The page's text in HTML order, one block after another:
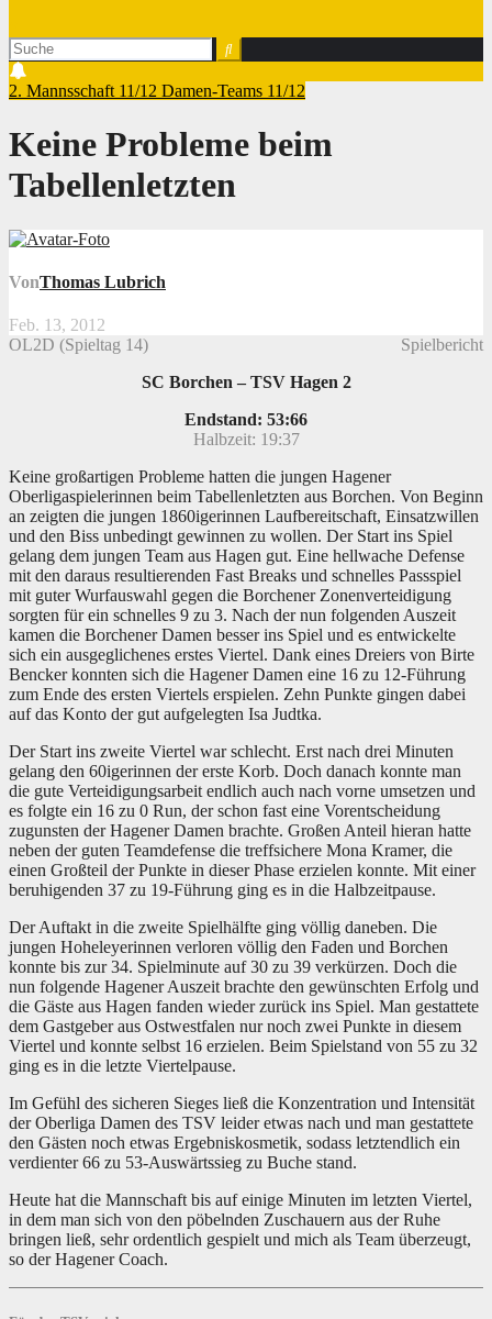
2. Mannsschaft 11/12 Damen-Teams 11/12
Keine Probleme beim
Tabellenletzten
VonThomas Lubrich
Feb. 13, 2012
OL2D (Spieltag 14)
Spielbericht
SC Borchen – TSV Hagen 2
Endstand: 53:66
Halbzeit: 19:37
Keine großartigen Probleme hatten die jungen Hagener
Oberligaspielerinnen beim Tabellenletzten aus Borchen. Von Beginn
an zeigten die jungen 1860igerinnen Laufbereitschaft, Einsatzwillen
und den Biss unbedingt gewinnen zu wollen. Der Start ins Spiel
gelang dem jungen Team aus Hagen gut. Eine hellwache Defense
mit den daraus resultierenden Fast Breaks und schnelles Passspiel
mit guter Wurfauswahl gegen die Borchener Zonenverteidigung
sorgten für ein schnelles 9 zu 3. Nach der nun folgenden Auszeit
kamen die Borchener Damen besser ins Spiel und es entwickelte
sich ein ausgeglichenes erstes Viertel. Dank eines Dreiers von Birte
Bencker konnten sich die Hagener Damen eine 16 zu 12-Führung
zum Ende des ersten Viertels erspielen. Zehn Punkte gingen dabei
auf das Konto der gut aufgelegten Isa Judtka.
Der Start ins zweite Viertel war schlecht. Erst nach drei Minuten
gelang den 60igerinnen der erste Korb. Doch danach konnte man
die gute Verteidigungsarbeit endlich auch nach vorne umsetzen und
es folgte ein 16 zu 0 Run, der schon fast eine Vorentscheidung
zugunsten der Hagener Damen brachte. Großen Anteil hieran hatte
neben der guten Teamdefense die treffsichere Mona Kramer, die
einen Großteil der Punkte in dieser Phase erzielen konnte. Mit einer
beruhigenden 37 zu 19-Führung ging es in die Halbzeitpause.
Der Auftakt in die zweite Spielhälfte ging völlig daneben. Die
jungen Hoheleyerinnen verloren völlig den Faden und Borchen
konnte bis zur 34. Spielminute auf 30 zu 39 verkürzen. Doch die
nun folgende Hagener Auszeit brachte den gewünschten Erfolg und
die Gäste aus Hagen fanden wieder zurück ins Spiel. Man gestattete
dem Gastgeber aus Ostwestfalen nur noch zwei Punkte in diesem
Viertel und konnte selbst 16 erzielen. Beim Spielstand von 55 zu 32
ging es in die letzte Viertelpause.
Im Gefühl des sicheren Sieges ließ die Konzentration und Intensität
der Oberliga Damen des TSV leider etwas nach und man gestattete
den Gästen noch etwas Ergebniskosmetik, sodass letztendlich ein
verdienter 66 zu 53-Auswärtssieg zu Buche stand.
Heute hat die Mannschaft bis auf einige Minuten im letzten Viertel,
in dem man sich von den pöbelnden Zuschauern aus der Ruhe
bringen ließ, sehr ordentlich gespielt und mich als Team überzeugt,
so der Hagener Coach.